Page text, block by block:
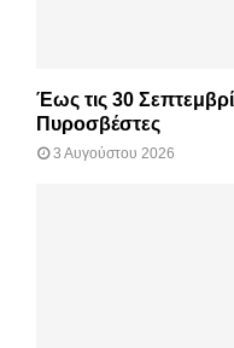
Έως τις 30
Πυροσβέστες
3 Αυγούστου 2026